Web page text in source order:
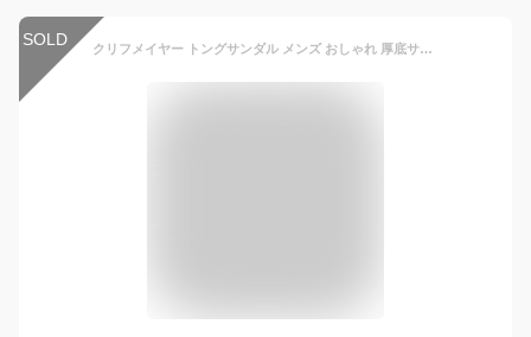
SOLD クリフメイヤー トングサンダル メンズ おしゃれ 厚底サンダル フラットサンダル 軽量 軽い 衝撃吸収 アウトドア レジャー ビーチサンダル 草履 疲れにくい 黒 ブラック ブラウン KRIFF MAYER 9851